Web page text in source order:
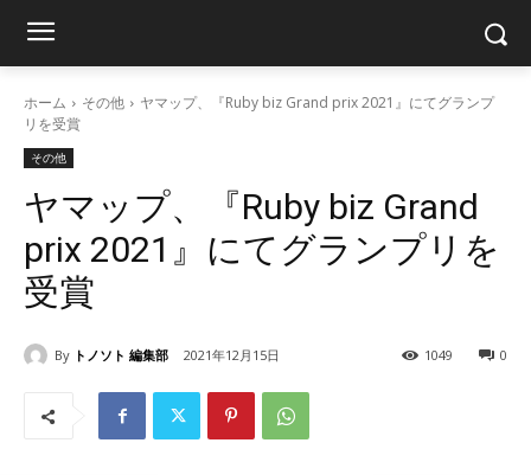
ホーム その他
ヤマップ、『Ruby biz Grand prix 2021』にてグランプ
リを受賞
その他
ヤマップ、『Ruby biz Grand
prix 2021』にてグランプリを
受賞
By トノソト 編集部 2021年12月15日 0
1049